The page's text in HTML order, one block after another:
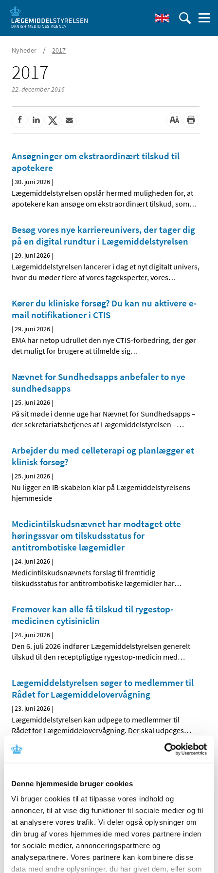
Denne hjemmeside bruger cookies
Vi bruger cookies til at tilpasse vores indhold og
annoncer, til at vise dig funktioner til sociale medier og til
at analysere vores trafik. Vi deler også oplysninger om
din brug af vores hjemmeside med vores partnere inden
for sociale medier, annonceringspartnere og
analysepartnere. Vores partnere kan kombinere disse
data med andre oplysninger, du har givet dem, eller som
Nyheder / 2017
2017
22. december 2016
Ansøgninger om ekstraordinært tilskud til
apotekere
|30. juni 2026 |
Lægemiddelstyrelsen opslår hermed muligheden for, at
apotekere kan ansøge om ekstraordinært tilskud, som…
Besøg vores nye karriereunivers, der tager dig
på en digital rundtur i Lægemiddelstyrelsen
|29. juni 2026 |
Lægemiddelstyrelsen lancerer i dag et nyt digitalt univers,
hvor du møder flere af vores fageksperter, vores…
Kører du kliniske forsøg? Du kan nu aktivere e-
mail notifikationer i CTIS
|29. juni 2026 |
EMA har netop udrullet den nye CTIS-forbedring, der gør
det muligt for brugere at tilmelde sig…
Nævnet for Sundhedsapps anbefaler to nye
sundhedsapps
|25. juni 2026 |
På sit møde i denne uge har Nævnet for Sundhedsapps –
der sekretariatsbetjenes af Lægemiddelstyrelsen –…
Arbejder du med celleterapi og planlægger et
klinisk forsøg?
|25. juni 2026 |
Nu ligger en IB-skabelon klar på Lægemiddelstyrelsens
hjemmeside
Medicintilskudsnævnet har modtaget otte
høringssvar om tilskudsstatus for
antitrombotiske lægemidler
|24. juni 2026 |
Medicintilskudsnævnets forslag til fremtidig
tilskudsstatus for antitrombotiske lægemidler har…
Fremover kan alle få tilskud til rygestop-
medicinen cytisiniclin
|24. juni 2026 |
Den 6. juli 2026 indfører Lægemiddelstyrelsen generelt
tilskud til den receptpligtige rygestop-medicin med…
Lægemiddelstyrelsen søger to medlemmer til
Rådet for Lægemiddelovervågning
|23. juni 2026 |
Lægemiddelstyrelsen kan udpege to medlemmer til
Rådet for Lægemiddelovervågning. Der skal udpeges…
Valproats produktinformation opdateres efter
bevares
Bivirkningskomiteen PRAC har vurderet nye studier om
en mulig risiko for børn, hvis fædre har brugt valproat.…
Vejledningen for digitale og decentrale
kliniske forsøg (DCT) er opdateret
|9. juni 2026|